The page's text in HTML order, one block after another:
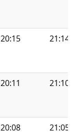
20:15 21:14
20:11 21:10
20:08 21:05